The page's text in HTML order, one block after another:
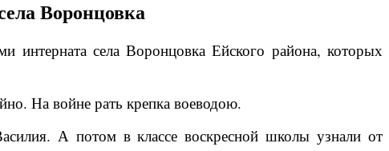
Воронцовка
села Воронцовка Ейского района, которых
На войне рать крепка воеводою.
А потом в классе воскресной школы узнали от